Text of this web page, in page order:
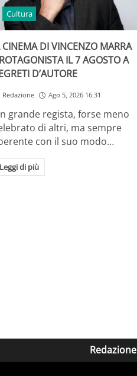
Cultura
CINEMA DI VINCENZO MARRA
IL 7 AGOSTO A
D’AUTORE
Redazione Ago 5, 2026 16:31
grande regista, forse meno
di altri, ma sempre
con il suo modo…
Leggi di più
Redazione